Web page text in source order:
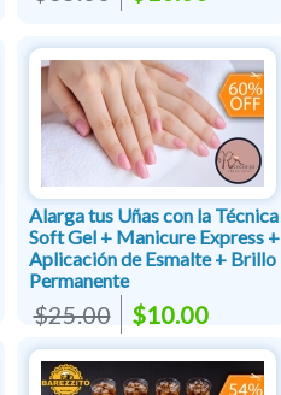
Alarga tus Uñas con la Técnica
Soft Gel + Manicure Express +
Aplicación de Esmalte + Brillo
Permanente
$25.00 $10.00